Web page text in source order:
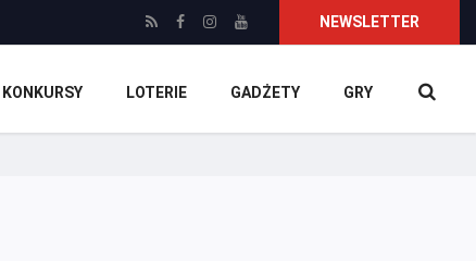
NEWSLETTER
KONKURSY LOTERIE GADŻETY GRY